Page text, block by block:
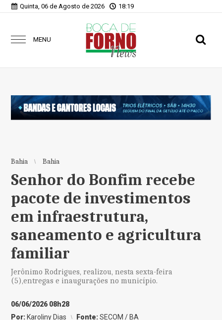
Quinta, 06 de Agosto de 2026 18:19
MENU
Bahia Bahia
Senhor do Bonfim recebe
pacote de investimentos
em infraestrutura,
saneamento e agricultura
familiar
Jerônimo Rodrigues, realizou, nesta sexta-feira
(5),entregas e inaugurações no município.
06/06/2026 08h28
Por: Karoliny Dias Fonte:SECOM / BA